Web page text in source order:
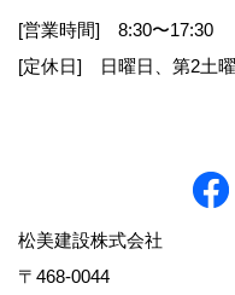
郵便番号・住所
電話番号・携帯
お客様から直接書面
[営業時間] 8:30〜17:30
[定休日] 日曜日、第2土
松美建設株式会社
〒468-0044